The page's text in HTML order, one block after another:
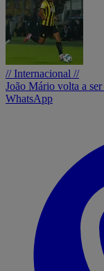
// Internacional //
João Mário volta a
WhatsApp